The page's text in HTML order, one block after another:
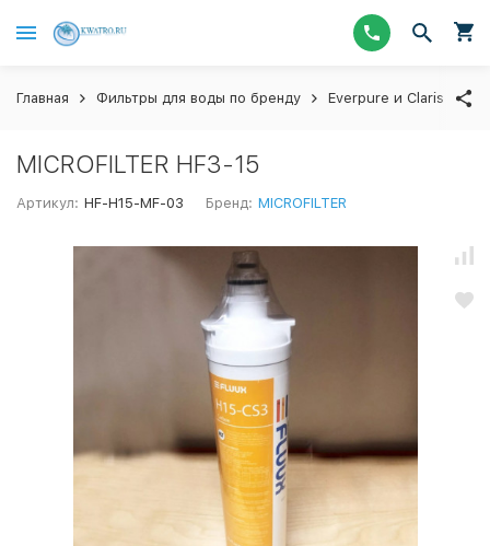
Главная Фильтры для воды по бренду Everpure и Claris
MICROFILTER HF3-15
Артикул: HF-H15-MF-03 Бренд: MICROFILTER